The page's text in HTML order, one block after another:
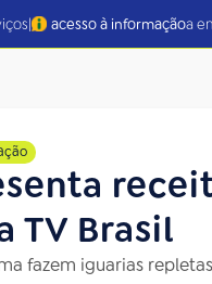
| acesso à informaçãoa
TV Brasil
fazem iguarias